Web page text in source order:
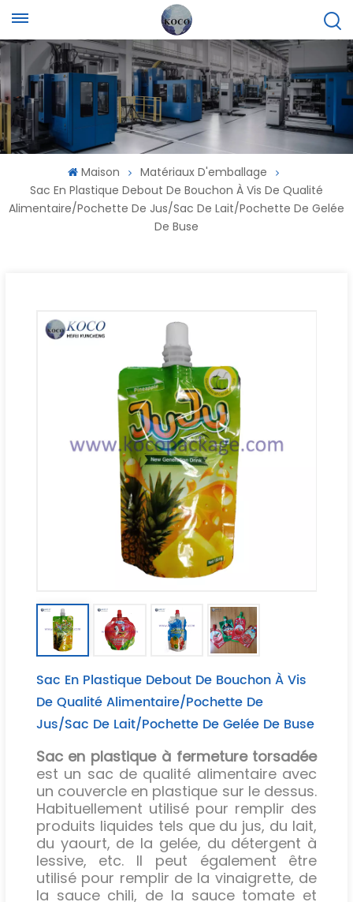
Maison
Matériaux D'emballage
Sac En Plastique Debout De Bouchon À Vis De Qualité
Alimentaire/pochette De Jus/sac De Lait/pochette De Gelée
De Buse
Sac En Plastique Debout De Bouchon À Vis
De Qualité Alimentaire/pochette De
Jus/sac De Lait/pochette De Gelée De Buse
Sac en plastique à fermeture torsadée
est un sac de qualité alimentaire avec
un couvercle en plastique sur le dessus.
Habituellement utilisé pour remplir des
produits liquides tels que du jus, du lait,
du yaourt, de la gelée, du détergent à
lessive, etc. Il peut également être
utilisé pour remplir de la vinaigrette, de
la sauce chili, de la sauce tomate et